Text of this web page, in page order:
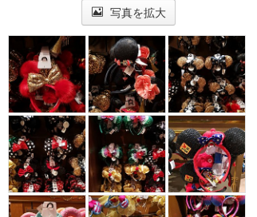
写真を拡大